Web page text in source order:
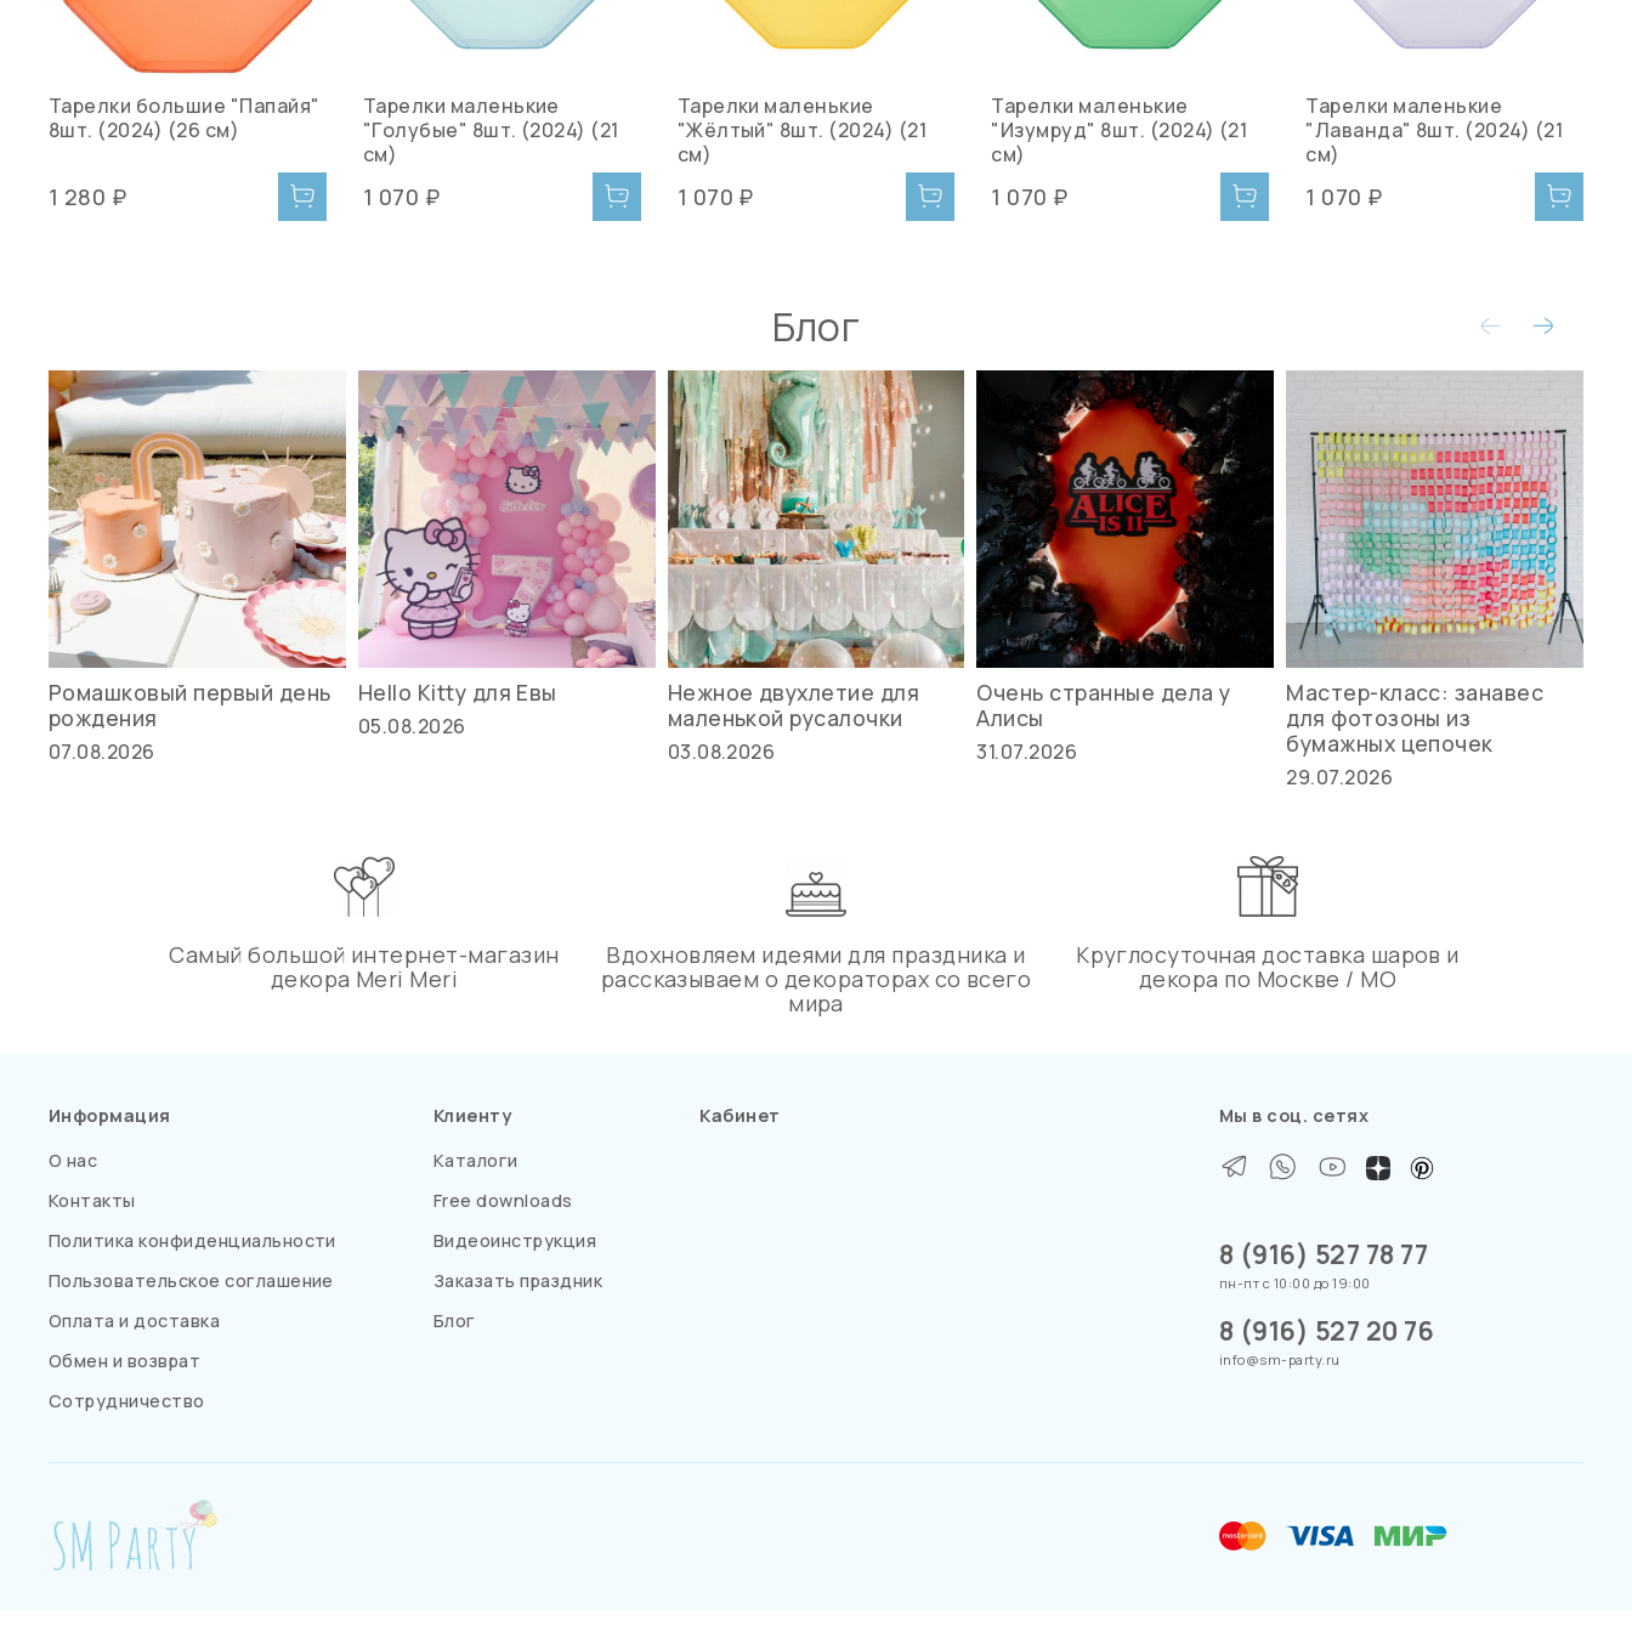
Тарелки большие "Папайя"
8шт. (2024) (26 см)
1 280 ₽
Тарелки маленькие
"Голубые" 8шт. (2024) (21
см)
1 070 ₽
Тарелки маленькие
"Жёлтый" 8шт. (2024) (21
см)
1 070 ₽
Тарелки маленькие
"Изумруд" 8шт. (2024) (21
см)
1 070 ₽
Тарелки маленькие
"Лаванда" 8шт. (2024) (21
см)
1 070 ₽
Блог
Ромашковый первый день
рождения
07.08.2026
Hello Kitty для Евы
05.08.2026
Нежное двухлетие для
маленькой русалочки
03.08.2026
Очень странные дела у
Алисы
31.07.2026
Мастер-класс: занавес
для фотозоны из
бумажных цепочек
29.07.2026
Самый большой интернет-магазин
декора Meri Meri
Вдохновляем идеями для праздника и
рассказываем о декораторах со всего
мира
Круглосуточная доставка шаров и
декора по Москве / МО
Информация
О нас
Контакты
Политика конфиденциальности
Пользовательское соглашение
Оплата и доставка
Обмен и возврат
Сотрудничество
Клиенту
Каталоги
Free downloads
Видеоинструкция
Заказать праздник
Блог
Кабинет Мы в соц. сетях
8 (916) 527 78 77
пн-пт с 10:00 до 19:00
8 (916) 527 20 76
info@sm-party.ru